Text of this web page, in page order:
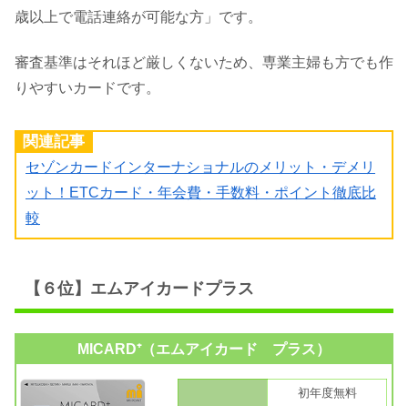
歳以上で電話連絡が可能な方」です。
審査基準はそれほど厳しくないため、専業主婦も方でも作
りやすいカードです。
関連記事
セゾンカードインターナショナルのメリット・デメリ
ット！ETCカード・年会費・手数料・ポイント徹底比
較
【６位】エムアイカードプラス
MICARD⁺（エムアイカード プラス）
初年度無料